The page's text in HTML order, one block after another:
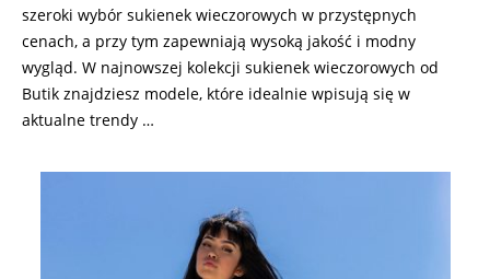
szeroki wybór sukienek wieczorowych w przystępnych
cenach, a przy tym zapewniają wysoką jakość i modny
wygląd. W najnowszej kolekcji sukienek wieczorowych od
Butik znajdziesz modele, które idealnie wpisują się w
aktualne trendy …